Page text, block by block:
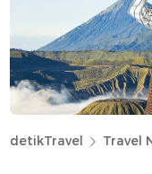
detikTravel Travel